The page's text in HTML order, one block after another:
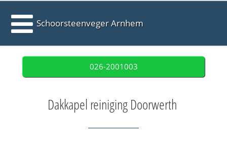
Schoorsteenveger Arnhem
026-2001003
Dakkapel reiniging Doorwerth